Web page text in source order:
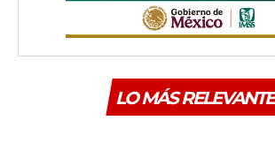
LO MÁS RELEVANTE